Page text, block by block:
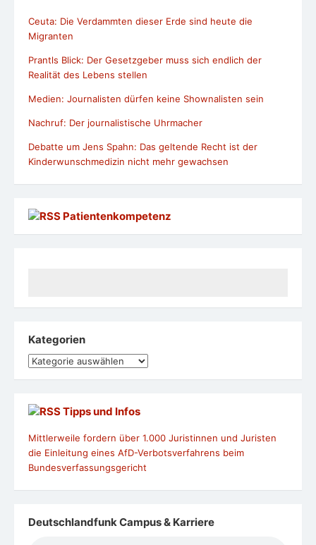
Ceuta: Die Verdammten dieser Erde sind heute die
Migranten
Prantls Blick: Der Gesetzgeber muss sich endlich der
Realität des Lebens stellen
Medien: Journalisten dürfen keine Shownalisten sein
Nachruf: Der journalistische Uhrmacher
Debatte um Jens Spahn: Das geltende Recht ist der
Kinderwunschmedizin nicht mehr gewachsen
Patientenkompetenz
Kategorien
Kategorien
Tipps und Infos
Mittlerweile fordern über 1.000 Juristinnen und Juristen
die Einleitung eines AfD-Verbotsverfahrens beim
Bundesverfassungsgericht
Deutschlandfunk Campus & Karriere